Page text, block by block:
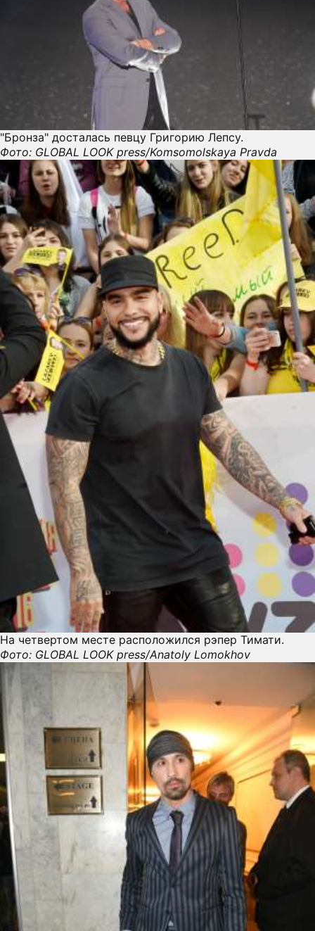
"Бронза" досталась певцу Григорию Лепсу.
Фото: GLOBAL LOOK press/Komsomolskaya Pravda
На четвертом месте расположился рэпер Тимати.
Фото: GLOBAL LOOK press/Anatoly Lomokhov